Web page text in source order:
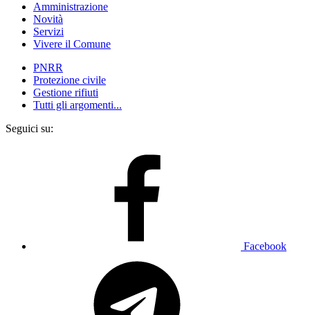
Amministrazione
Novità
Servizi
Vivere il Comune
PNRR
Protezione civile
Gestione rifiuti
Tutti gli argomenti...
Seguici su:
Facebook